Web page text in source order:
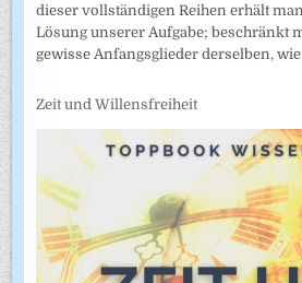
dieser vollständigen Reihen erhält
Lösung unserer Aufgabe; beschränkt
gewisse Anfangsglieder derselben,
Zeit und Willensfreiheit